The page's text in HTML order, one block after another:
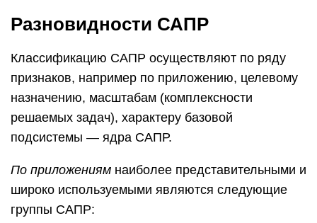
Разновидности САПР
Классификацию САПР осуществляют по ряду
признаков, например по приложению, целевому
назначению, масштабам (комплексности
решаемых задач), характеру базовой
подсистемы — ядра САПР.
По приложениям наиболее представительными и
широко используемыми являются следующие
группы САПР: